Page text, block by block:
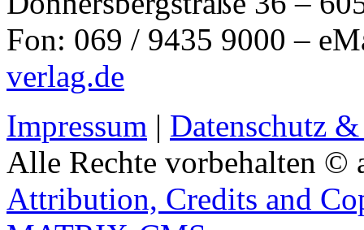
Fon: 069 / 9435 9000 –
verlag.de
Impressum | Datenschutz
Alle Rechte vorbehalten ©
Attribution, Credits and